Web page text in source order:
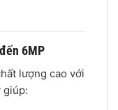
6MP
lượng cao với
giúp: